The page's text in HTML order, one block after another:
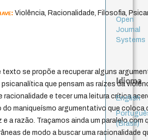
Violência, Racionalidade, Filosofia,
texto se propõe a recuperar alguns
que pensam as raízes da
racionalidade e tecer uma leitura crítica
do maniqueísmo argumentativo que coloca
e a razão. Traçamos ainda um paralelo
de modo a buscar uma racionalidade
Open
Journal
Systems
Idioma
English
(Brasil)